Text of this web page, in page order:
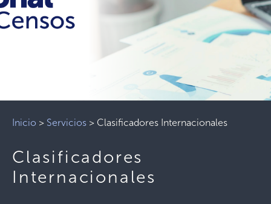
Inicio > Servicios > Clasificadores Internacionales
Clasificadores
Internacionales